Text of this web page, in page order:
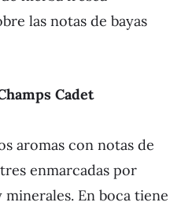
las notas de bayas
Cadet
aromas con notas de
enmarcadas por
En boca tiene